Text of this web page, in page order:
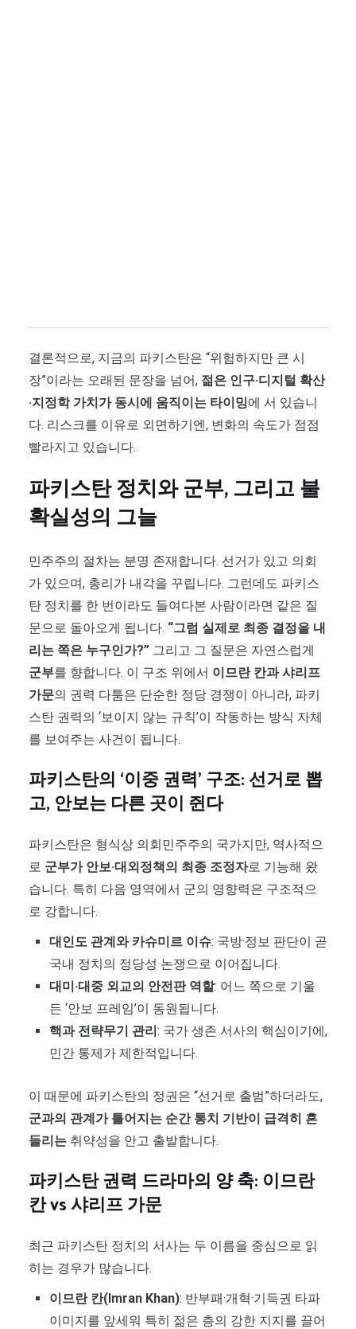
결론적으로, 지금의 파키스탄은 “위험하지만 큰 시
장”이라는 오래된 문장을 넘어, 젊은 인구·디지털 확산
·지정학 가치가 동시에 움직이는 타이밍에 서 있습니
다. 리스크를 이유로 외면하기엔, 변화의 속도가 점점
빨라지고 있습니다.
파키스탄 정치와 군부, 그리고 불
확실성의 그늘
민주주의 절차는 분명 존재합니다. 선거가 있고 의회
가 있으며, 총리가 내각을 꾸립니다. 그런데도 파키스
탄 정치를 한 번이라도 들여다본 사람이라면 같은 질
문으로 돌아오게 됩니다. “그럼 실제로 최종 결정을 내
리는 쪽은 누구인가?” 그리고 그 질문은 자연스럽게
군부를 향합니다. 이 구조 위에서 이므란 칸과 샤리프
가문의 권력 다툼은 단순한 정당 경쟁이 아니라, 파키
스탄 권력의 ‘보이지 않는 규칙’이 작동하는 방식 자체
를 보여주는 사건이 됩니다.
파키스탄의 ‘이중 권력’ 구조: 선거로 뽑
고, 안보는 다른 곳이 쥔다
파키스탄은 형식상 의회민주주의 국가지만, 역사적으
로 군부가 안보·대외정책의 최종 조정자로 기능해 왔
습니다. 특히 다음 영역에서 군의 영향력은 구조적으
로 강합니다.
대인도 관계와 카슈미르 이슈: 국방·정보 판단이 곧
국내 정치의 정당성 논쟁으로 이어집니다.
대미·대중 외교의 안전판 역할: 어느 쪽으로 기울
든 ‘안보 프레임’이 동원됩니다.
핵과 전략무기 관리: 국가 생존 서사의 핵심이기에,
민간 통제가 제한적입니다.
이 때문에 파키스탄의 정권은 “선거로 출범”하더라도,
군과의 관계가 틀어지는 순간 통치 기반이 급격히 흔
들리는 취약성을 안고 출발합니다.
파키스탄 권력 드라마의 양 축: 이므란
칸 vs 샤리프 가문
최근 파키스탄 정치의 서사는 두 이름을 중심으로 읽
히는 경우가 많습니다.
이므란 칸(Imran Khan): 반부패·개혁·기득권 타파
이미지를 앞세워 특히 젊은 층의 강한 지지를 끌어